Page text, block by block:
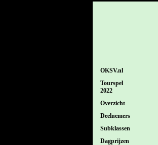
OKSV.nl
Tourspel
2022
Overzicht
Deelnemers
Subklassen
Dagprijzen